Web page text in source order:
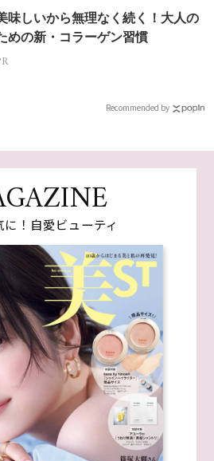
味しいから無理なく続く！大人の
めの新・コラーゲン習慣
Recommended by
！自愛ビューティ